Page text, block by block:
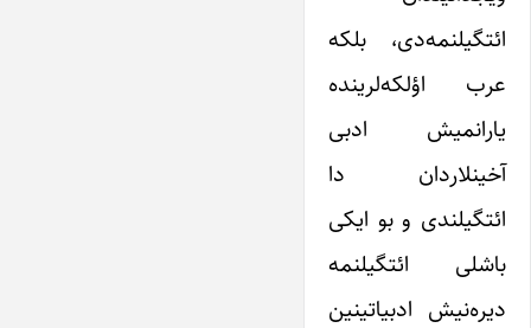
ائتگیلنمه‌دی، بلکه
عرب اؤلکه‌لرینده
یارانمیش ادبی
آخینلاردان دا
ائتگیلندی و بو ایکی
باشلی ائتگیلنمه
دیره‌نیش ادبیاتینین